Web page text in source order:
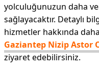
yolculuğunuzun daha
sağlayacaktır. Detaylı
hizmetler hakkında
Gaziantep Nizip Astor
ziyaret edebilirsiniz.